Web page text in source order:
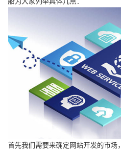
首先我们需要来确定网站开发的市场